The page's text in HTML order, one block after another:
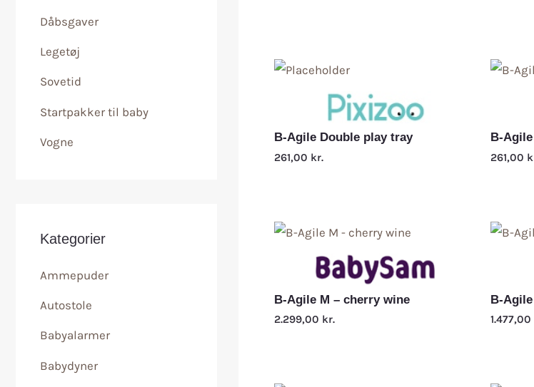
Dåbsgaver
Legetøj
Sovetid
Startpakker til baby
Vogne
Kategorier
Ammepuder
Autostole
Babyalarmer
Babydyner
B-Agile Double play tray
261,00 kr.
B-
261,00
B-Agile M – cherry wine
2.299,00 kr.
B-
1.477,00